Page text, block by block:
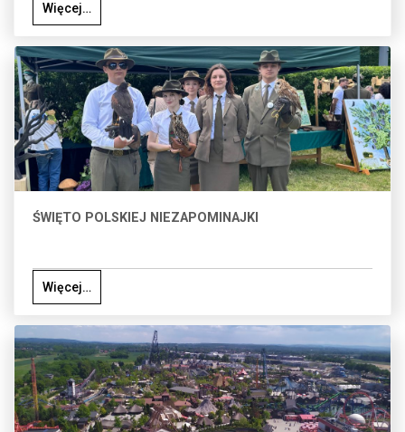
Więcej…
ŚWIĘTO POLSKIEJ NIEZAPOMINAJKI
Więcej…